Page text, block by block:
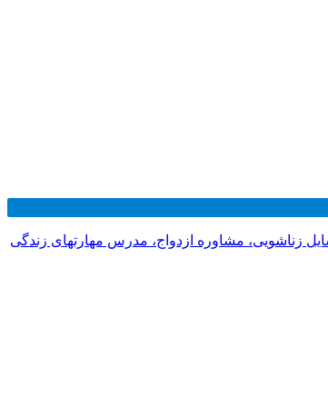
زناشویی، مشاوره ازدواج، مدرس مهارتهای زندگی